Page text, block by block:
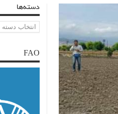
دسته‌ها
دسته‌ها
FAO